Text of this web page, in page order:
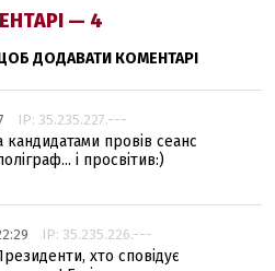
— 4
ДОДАВАТИ КОМЕНТАРІ
IP: 35.235.227.---
кандидатами провів сеанс
і просвітив:)
IP: 35.235.226.---
хто сповідує